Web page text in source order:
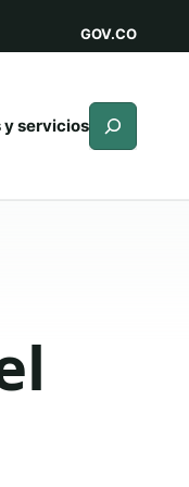
GOV.CO
y servicios Buscar